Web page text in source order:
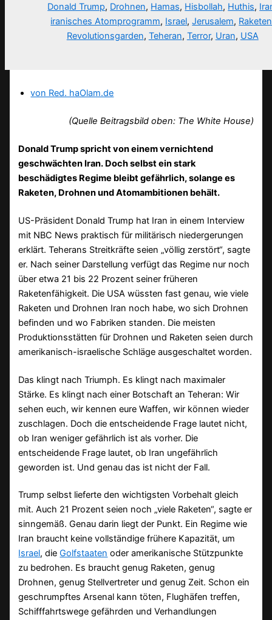
Donald Trump, Drohnen, Hamas, Hisbollah, Huthis,
iranisches Atomprogramm, Israel,Jerusalem, Raketen
Revolutionsgarden, Teheran, Terror, Uran, USA
von Red. haOlam.de
(Quelle Beitragsbild oben: The White House)
Donald Trump spricht von einem vernichtend
geschwächten Iran. Doch selbst ein stark
beschädigtes Regime bleibt gefährlich, solange es
Raketen, Drohnen und Atomambitionen behält.
US-Präsident Donald Trump hat Iran in einem Interview
mit NBC News praktisch für militärisch niedergerungen
erklärt. Teherans Streitkräfte seien „völlig zerstört“, sagte
er. Nach seiner Darstellung verfügt das Regime nur noch
über etwa 21 bis 22 Prozent seiner früheren
Raketenfähigkeit. Die USA wüssten fast genau, wie viele
Raketen und Drohnen Iran noch habe, wo sich Drohnen
befinden und wo Fabriken standen. Die meisten
Produktionsstätten für Drohnen und Raketen seien durch
amerikanisch-israelische Schläge ausgeschaltet worden.
Das klingt nach Triumph. Es klingt nach maximaler
Stärke. Es klingt nach einer Botschaft an Teheran: Wir
sehen euch, wir kennen eure Waffen, wir können wieder
zuschlagen. Doch die entscheidende Frage lautet nicht,
ob Iran weniger gefährlich ist als vorher. Die
entscheidende Frage lautet, ob Iran ungefährlich
geworden ist. Und genau das ist nicht der Fall.
Trump selbst lieferte den wichtigsten Vorbehalt gleich
mit. Auch 21 Prozent seien noch „viele Raketen“, sagte er
sinngemäß. Genau darin liegt der Punkt. Ein Regime wie
Iran braucht keine vollständige frühere Kapazität, um
Israel, dieGolfstaaten oder amerikanische Stützpunkte
zu bedrohen. Es braucht genug Raketen, genug
Drohnen, genug Stellvertreter und genug Zeit. Schon ein
geschrumpftes Arsenal kann töten, Flughäfen treffen,
Schifffahrtswege gefährden und Verhandlungen